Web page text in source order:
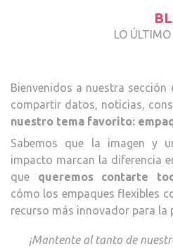
LO ÚLTIMO
Bienvenidos a nuestra sección
compartir datos, noticias,
nuestro tema favorito:
Sabemos que la imagen y
impacto marcan la diferencia
que queremos contarte
cómo los empaques flexibles
recurso más innovador para la
¡Mantente al tanto de